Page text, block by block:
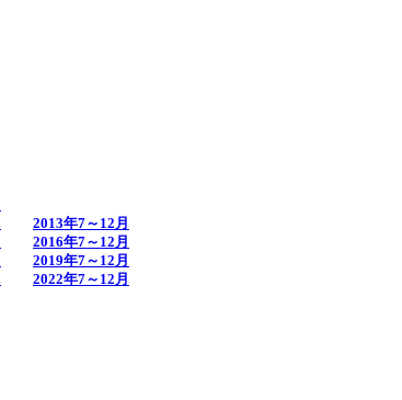
2013年7～12月
2016年7～12月
2019年7～12月
2022年7～12月